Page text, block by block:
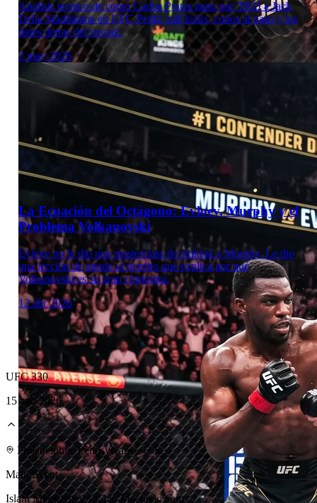
Laboratorio Técnico
Laboratorio Técnico
Analisis tecnico de como Carlos Prates gano por TKO a Jack
Della Maddalena en UFC Perth: calf kicks, codos al paso y los
datos detras del nocaut.
2 may 2026
La Ecuación del Octágono: Evloev, Murphy y el
Problema Volkanovski
Evloev no le dio una masterclass de striking a Murphy. Le dio
una lección de miedo al derribo que explica por qué
Volkanovski es su gran criptonita.
12 abr 2026
UFC 330
15 ago 2026
Philadelphia, Pennsylvania, U.S.
Main Event
Islam Makhachev vs. Ian Machado Garry